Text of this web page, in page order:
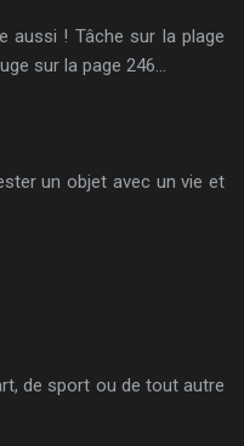
aussi ! Tâche sur la plage
sur la page 246...
un objet avec un vie et
de sport ou de tout autre